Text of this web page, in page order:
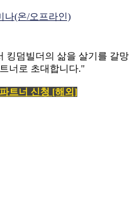
나(온/오프라인)
킹덤빌더의 삶을 살기를 갈망
너로 초대합니다."
트너 신청 [해외]